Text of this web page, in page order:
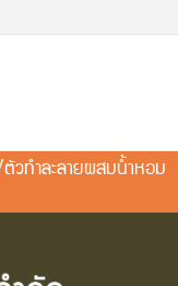
วทำละลายผสมน้ำหอม